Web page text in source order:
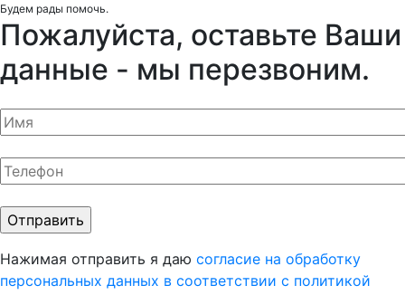
Будем рады помочь.
Пожалуйста, оставьте Ваши
данные - мы перезвоним.
Нажимая отправить я даю согласие на обработку
персональных данных в соответствии с политикой